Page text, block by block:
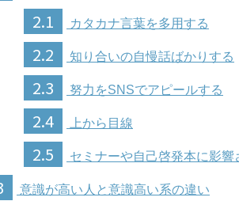
2.1 カタカナ言葉を多用する
2.2 知り合いの自慢話ばかりする
2.3 努力をSNSでアピールする
2.4 上から目線
2.5 セミナーや自己啓発本に影響
意識が高い人と意識高い系の違い